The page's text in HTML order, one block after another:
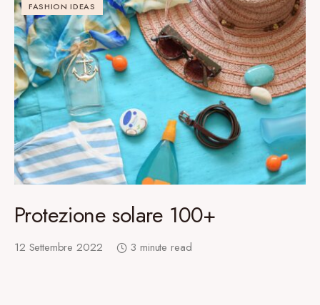
FASHION IDEAS
Protezione solare 100+
12 Settembre 2022 3 minute read